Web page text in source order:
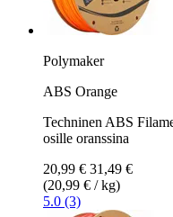
Polymaker
ABS Orange
Techninen ABS
osille oranssina
20,99 € 31,49 €
(20,99 € / kg)
5.0 (3)